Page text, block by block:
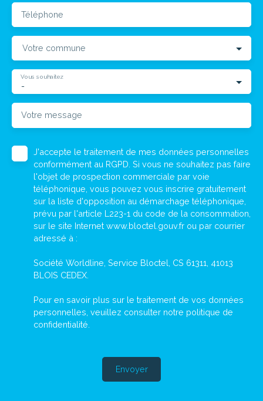
Téléphone
Votre commune
-
Vous souhaitez
Votre message
J'accepte le traitement de mes données personnelles
conformément au RGPD. Si vous ne souhaitez pas faire
l'objet de prospection commerciale par voie
téléphonique, vous pouvez vous inscrire gratuitement
sur la liste d'opposition au démarchage téléphonique,
prévu par l'article L223-1 du code de la consommation,
sur le site Internet www.bloctel.gouv.fr ou par courrier
adressé à :
Société Worldline, Service Bloctel, CS 61311, 41013
BLOIS CEDEX.
Pour en savoir plus sur le traitement de vos données
personnelles, veuillez consulter notre politique de
confidentialité
Envoyer